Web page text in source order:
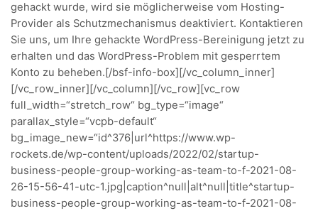
gehackt wurde, wird sie möglicherweise vom Hosting-
Provider als Schutzmechanismus deaktiviert. Kontaktieren
Sie uns, um Ihre gehackte WordPress-Bereinigung jetzt zu
erhalten und das WordPress-Problem mit gesperrtem
Konto zu beheben.[/bsf-info-box][/vc_column_inner]
[/vc_row_inner][/vc_column][/vc_row][vc_row
full_width=“stretch_row“ bg_type=“image“
parallax_style=“vcpb-default“
bg_image_new=“id^376|url^https://www.wp-
rockets.de/wp-content/uploads/2022/02/startup-
business-people-group-working-as-team-to-f-2021-08-
26-15-56-41-utc-1.jpg|caption^null|alt^null|title^startup-
business-people-group-working-as-team-to-f-2021-08-